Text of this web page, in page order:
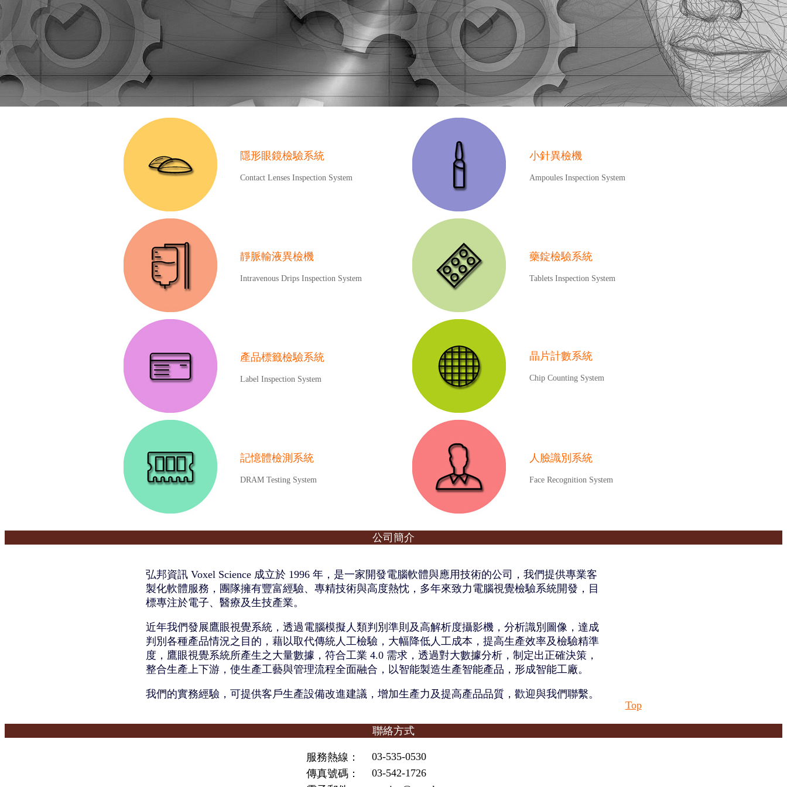
隱形眼鏡檢驗系統
Contact Lenses Inspection System
小針異檢機
Ampoules Inspection System
靜脈輸液異檢機
Intravenous Drips Inspection System
藥錠檢驗系統
Tablets Inspection System
產品標籤檢驗系統
Label Inspection System
晶片計數系統
Chip Counting System
記憶體檢測系統
DRAM Testing System
人臉識別系統
Face Recognition System
公司簡介
弘邦資訊 Voxel Science 成立於 1996 年，是一家開發電腦軟體與應用技術的公司，我們提供專業客
製化軟體服務，團隊擁有豐富經驗、專精技術與高度熱忱，多年來致力電腦視覺檢驗系統開發，目
標專注於電子、醫療及生技產業。
近年我們發展鷹眼視覺系統，透過電腦模擬人類判別準則及高解析度攝影機，分析識別圖像，達成
判別各種產品情況之目的，藉以取代傳統人工檢驗，大幅降低人工成本，提高生產效率及檢驗精準
度，鷹眼視覺系統所產生之大量數據，符合工業 4.0 需求，透過對大數據分析，制定出正確決策，
整合生產上下游，使生產工藝與管理流程全面融合，以智能製造生產智能產品，形成智能工廠。
我們的實務經驗，可提供客戶生產設備改進建議，增加生產力及提高產品品質，歡迎與我們聯繫。
Top
聯絡方式
服務熱線：
03-535-0530
傳真號碼：
03-542-1726